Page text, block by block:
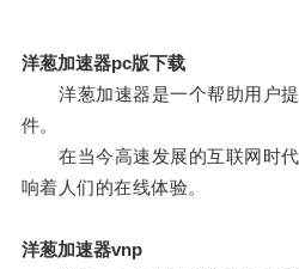
洋葱加速器pc版下载
洋葱加速器是一个帮助用户提
件。
在当今高速发展的互联网时代
响着人们的在线体验。
洋葱加速器vnp